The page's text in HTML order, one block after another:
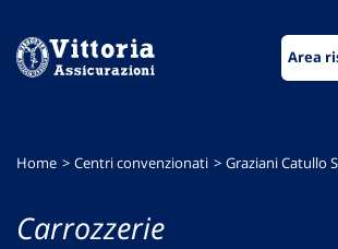
menu
contenuto
footer
Area
Home Centri convenzionati Graziani Catullo
Carrozzerie